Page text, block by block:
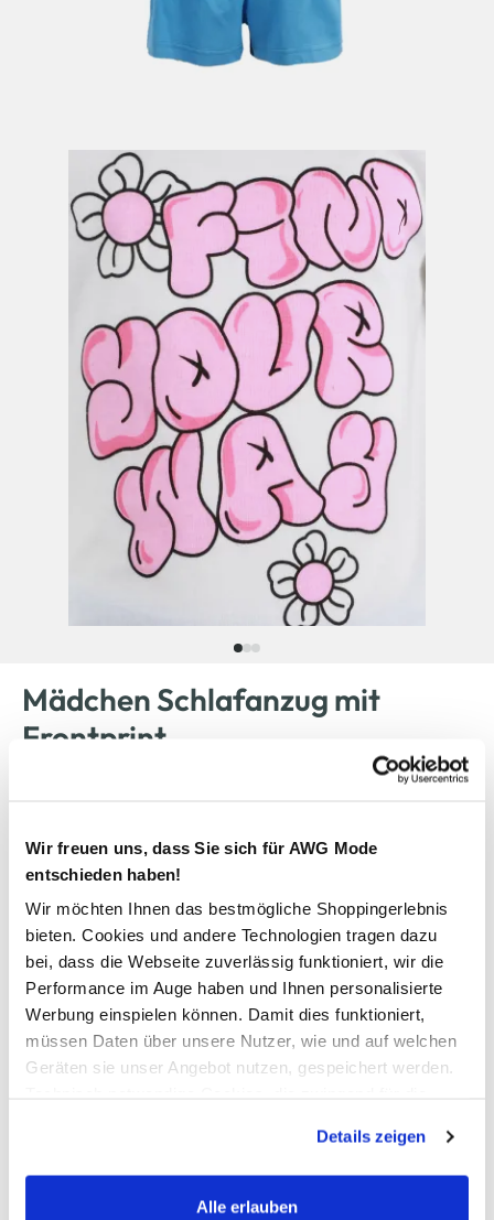
Wir freuen uns, dass Sie sich für AWG Mode
entschieden haben!
Wir möchten Ihnen das bestmögliche Shoppingerlebnis
bieten. Cookies und andere Technologien tragen dazu
bei, dass die Webseite zuverlässig funktioniert, wir die
Performance im Auge haben und Ihnen personalisierte
Werbung einspielen können. Damit dies funktioniert,
müssen Daten über unsere Nutzer, wie und auf welchen
Geräten sie unser Angebot nutzen, gespeichert werden.
werden, werden bei der Nutzung der Webseite auf jeden
Fall gesetzt. Cookies von Drittanbietern für Analyse- oder
Trackingzwecke werden nur dann aktiviert, wenn Sie das
Details zeigen
Alle erlauben
Mädchen Schlafanzug mit
Frontprint
Farbe Weiß
Größe:
152 158 164 176
Anzahl: